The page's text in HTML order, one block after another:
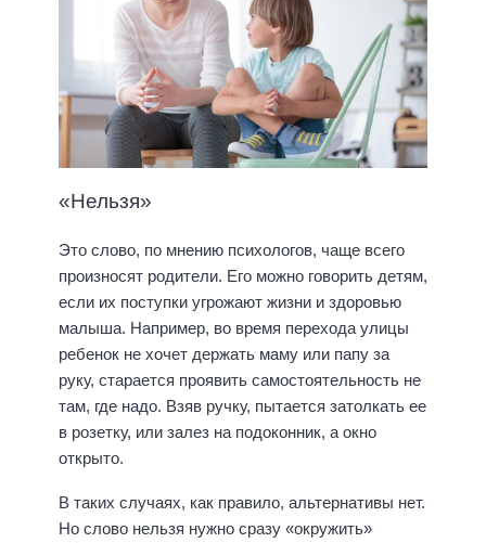
«Нельзя»
Это слово, по мнению психологов, чаще всего
произносят родители. Его можно говорить детям,
если их поступки угрожают жизни и здоровью
малыша. Например, во время перехода улицы
ребенок не хочет держать маму или папу за
руку, старается проявить самостоятельность не
там, где надо. Взяв ручку, пытается затолкать ее
в розетку, или залез на подоконник, а окно
открыто.
В таких случаях, как правило, альтернативы нет.
Но слово нельзя нужно сразу «окружить»